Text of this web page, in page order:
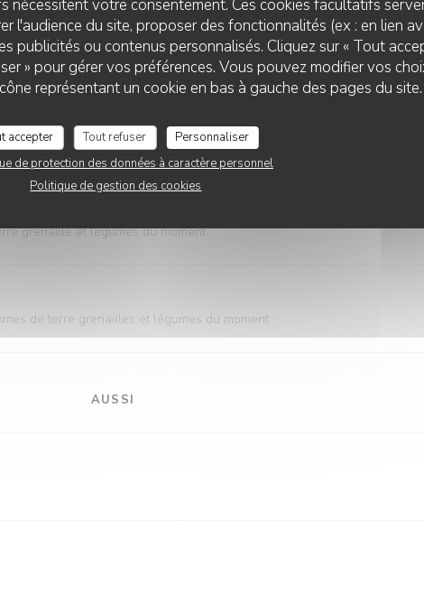
nécessitent votre consentement. Ces cookies facultatifs
l'audience du site, proposer des fonctionnalités (ex : en lien
publicités ou contenus personnalisés. Cliquez sur « Tout
» pour gérer vos préférences. Vous pouvez modifier vos
représentant un cookie en bas à gauche des pages du site.
accepter Tout refuser
Personnaliser
de protection des données à caractère personnel
Politique de gestion des cookies
douce et légumes du moment
foie gras poêlée, brioche, sauce porto, et légumes du moment
grenaille et légumes du moment
de terre grenailles et légumes du moment
AUSSI
LE NULLE PART AILLEURS